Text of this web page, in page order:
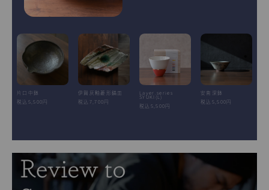
片口中鉢
税込5,500円
伊賀灰釉菱形鎬皿
税込7,700円
Layer.series
SYUKI(L)
税込5,500円
安南深鉢
税込5,500円